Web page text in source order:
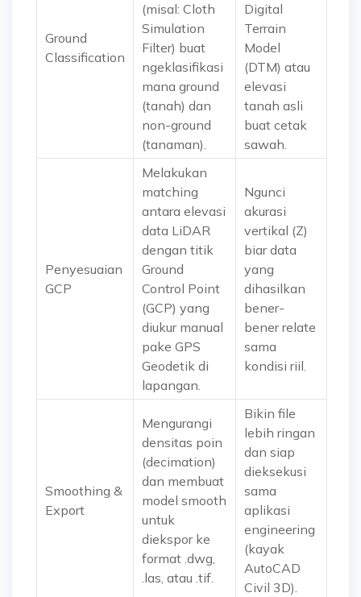
Ground
Classification
(misal: Cloth
Simulation
Filter) buat
ngeklasifikasi
mana ground
(tanah) dan
non-ground
(tanaman).
Digital
Terrain
Model
(DTM) atau
elevasi
tanah asli
buat cetak
sawah.
Penyesuaian
GCP
Melakukan
matching
antara elevasi
data LiDAR
dengan titik
Ground
Control Point
(GCP) yang
diukur manual
pake GPS
Geodetik di
lapangan.
Ngunci
akurasi
vertikal (Z)
biar data
yang
dihasilkan
bener-
bener relate
sama
kondisi riil.
Smoothing &
Export
Mengurangi
densitas poin
(decimation)
dan membuat
model smooth
untuk
diekspor ke
format .dwg,
.las, atau .tif.
Bikin file
lebih ringan
dan siap
dieksekusi
sama
aplikasi
engineering
(kayak
AutoCAD
Civil 3D).